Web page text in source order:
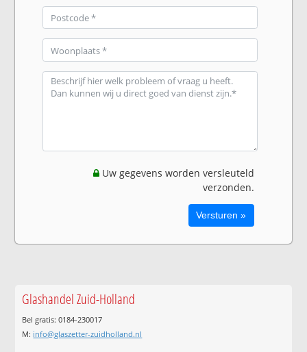
Uw gegevens worden versleuteld
verzonden.
Glashandel Zuid-Holland
Bel gratis: 0184-230017
M: info@glaszetter-zuidholland.nl